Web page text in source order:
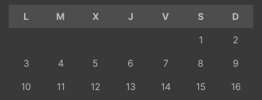
L
M X J V S
D
1
2
3
4 5 6 7 8
9
10
11 12 13 14 15
16